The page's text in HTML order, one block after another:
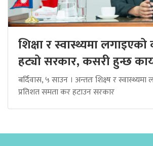
शिक्षा र स्वास्थ्यमा
हट्यो सरकार, कसरी हुन्छ
बर्दिवास, ५ साउन । अन्ततः शिक्ष्ष र
प्रतिशत समता कर हटाउन सरकार